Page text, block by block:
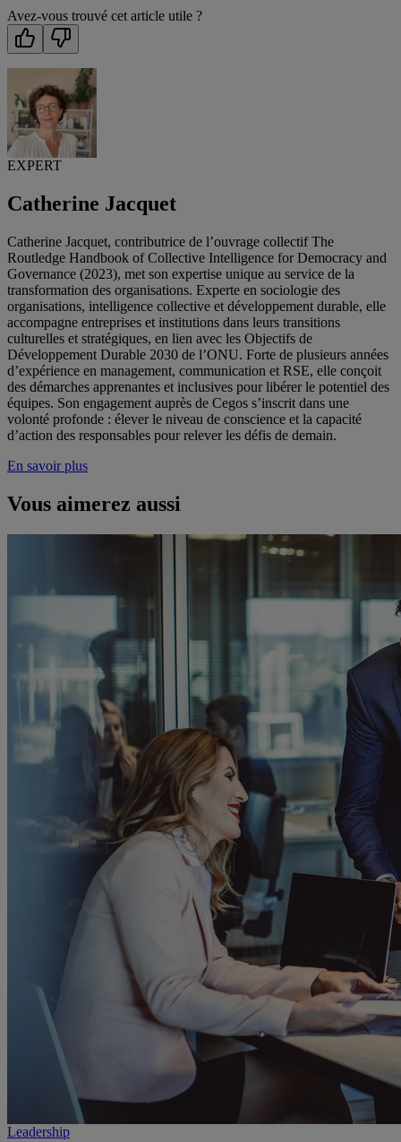
Avez-vous trouvé cet article utile ?
EXPERT
Catherine Jacquet
Catherine Jacquet, contributrice de l’ouvrage collectif The
Routledge Handbook of Collective Intelligence for Democracy and
Governance (2023), met son expertise unique au service de la
transformation des organisations. Experte en sociologie des
organisations, intelligence collective et développement durable, elle
accompagne entreprises et institutions dans leurs transitions
culturelles et stratégiques, en lien avec les Objectifs de
Développement Durable 2030 de l’ONU. Forte de plusieurs années
d’expérience en management, communication et RSE, elle conçoit
des démarches apprenantes et inclusives pour libérer le potentiel des
équipes. Son engagement auprès de Cegos s’inscrit dans une
volonté profonde : élever le niveau de conscience et la capacité
d’action des responsables pour relever les défis de demain.
En savoir plus
Vous aimerez aussi
Leadership